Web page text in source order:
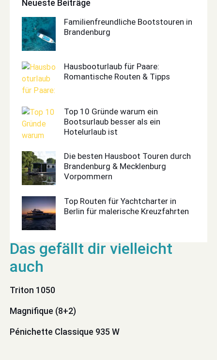
Neueste Beiträge
Familienfreundliche Bootstouren in
Brandenburg
Hausbooturlaub für Paare:
Romantische Routen & Tipps
Top 10 Gründe warum ein
Bootsurlaub besser als ein
Hotelurlaub ist
Die besten Hausboot Touren durch
Brandenburg & Mecklenburg
Vorpommern
Top Routen für Yachtcharter in
Berlin für malerische Kreuzfahrten
Triton 1050
Magnifique (8+2)
Pénichette Classique 935 W